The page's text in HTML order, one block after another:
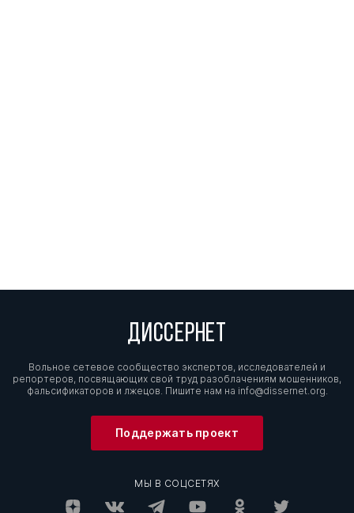
ДИССЕРНЕТ
Вольное сетевое сообщество экспертов, исследователей и
репортеров, посвящающих свой труд разоблачениям мошенников,
фальсификаторов и лжецов. Пишите нам на info@dissernet.org.
Поддержать проект
МЫ В СОЦСЕТЯХ